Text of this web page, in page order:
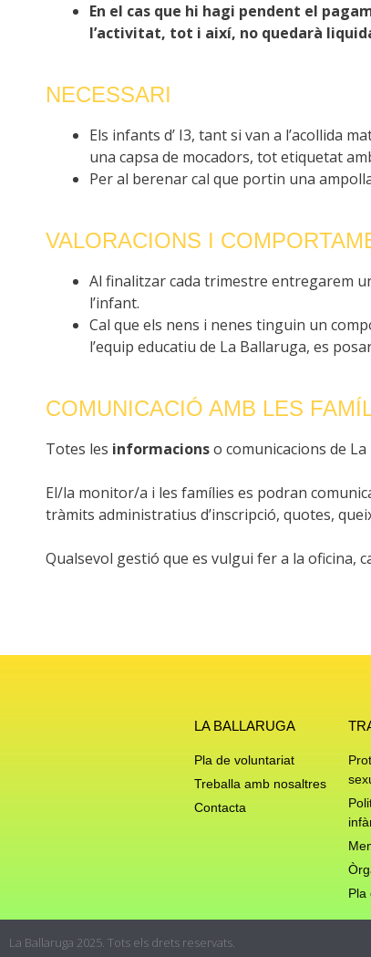
En el cas que hi hagi pendent el
l’activitat, tot i així, no quedarà
NECESSARI
Els infants d’ I3, tant si van a l’acollida
una capsa de mocadors, tot etiquetat
Per al berenar cal que portin una
VALORACIONS I
Al finalitzar cada trimestre entregarem
l’infant.
Cal que els nens i nenes tinguin un
l’equip educatiu de La Ballaruga, es
COMUNICACIÓ AMB LES
Totes les informacionso comunicacions de
El/la monitor/a i les famílies es podran
tràmits administratius d’inscripció, quotes,
Qualsevol gestió que es vulgui fer a la oficina,
LA BALLARUGA
Pla de voluntariat
Treballa amb nosaltres
Contacta
Pla
La Ballaruga 2025. Tots els drets reservats.